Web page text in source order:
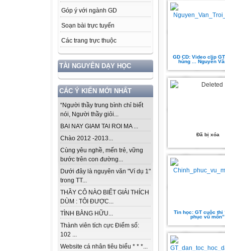
Góp ý với ngành GD
Soạn bài trực tuyến
Các trang trực thuộc
TÀI NGUYÊN DẠY HỌC
CÁC Ý KIẾN MỚI NHẤT
“Người thầy trung bình chỉ biết
nói, Người thầy giỏi...
BAI NAY GIAM TAI ROI MA ...
Chào 2012 -2013...
Cùng yêu nghề, mến trẻ, vững
bước trên con đường...
Dưới đây là nguyên văn "Ví dụ 1"
trong TT...
THẦY CÔ NÀO BIẾT GIẢI THÍCH
DÙM : TÔI ĐƯỢC...
TÌNH BẰNG HỮU...
Thành viên tích cực Điểm số:
102 ...
Website cá nhân tiêu biểu * * *...
GD CD: Video clip
hùng ... Nguyễn
Đã bị xóa
Tin học: GT cuộc thi
phục vũ